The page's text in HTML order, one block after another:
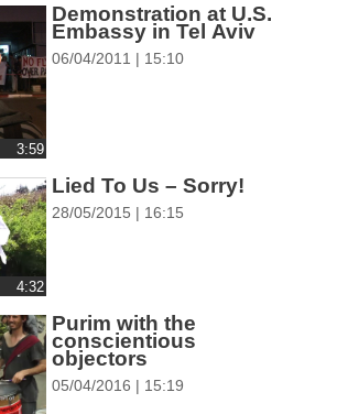
‎3:59
Demonstration at U.S.
Embassy in Tel Aviv
06/04/2011 | 15:10
‎4:32
Lied To Us – Sorry!
28/05/2015 | 16:15
Purim with the
conscientious
objectors
05/04/2016 | 15:19